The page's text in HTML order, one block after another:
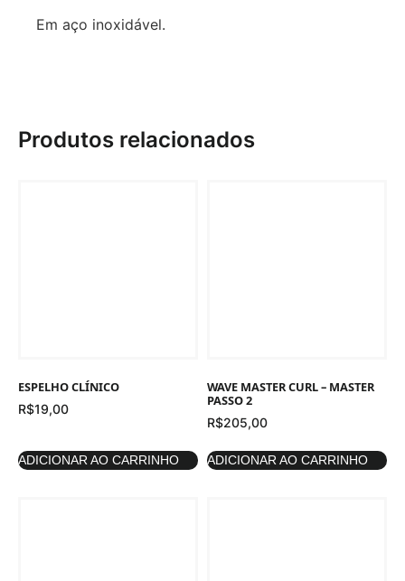
Em aço inoxidável.
Produtos relacionados
ESPELHO CLÍNICO
R$19,00
ADICIONAR AO CARRINHO
WAVE MASTER CURL – MASTER
PASSO 2
R$205,00
ADICIONAR AO CARRINHO